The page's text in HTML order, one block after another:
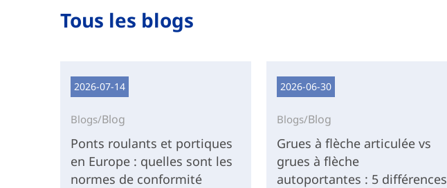
Tous les blogs
2026-07-14
Blogs/Blog
Ponts roulants et portiques
en Europe : quelles sont les
normes de conformité
2026-06-30
Blogs/Blog
Grues à flèche articulée vs
grues à flèche
autoportantes : 5 différences